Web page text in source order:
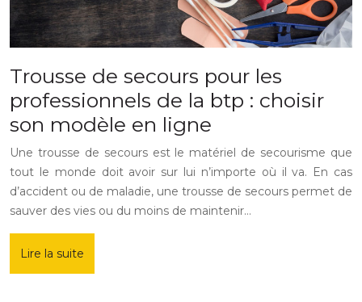
Trousse de secours pour les
professionnels de la btp : choisir
son modèle en ligne
Une trousse de secours est le matériel de secourisme que
tout le monde doit avoir sur lui n’importe où il va. En cas
d’accident ou de maladie, une trousse de secours permet de
sauver des vies ou du moins de maintenir…
Lire la suite